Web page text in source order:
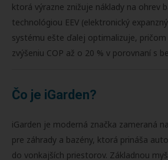
ktorá výrazne znižuje náklady na ohrev
technológiou EEV (elektronický
systému ešte ďalej optimalizuje,
zvýšeniu COP až o 20 % v porovnaní s
Čo je iGarden?
iGarden je moderná značka zameraná
pre záhrady a bazény, ktorá prináša
do vonkajších priestorov. Základnou